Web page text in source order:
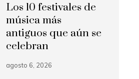
Los 10 festivales de
música más
antiguos que aún se
celebran
agosto 6, 2026